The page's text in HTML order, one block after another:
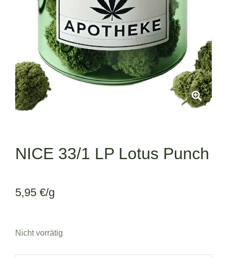
NICE 33/1 LP Lotus Punch
5,95 €/g
Nicht vorrätig